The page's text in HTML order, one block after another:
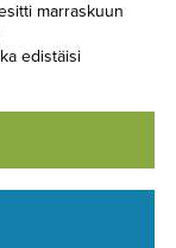
marraskuun
edistäisi